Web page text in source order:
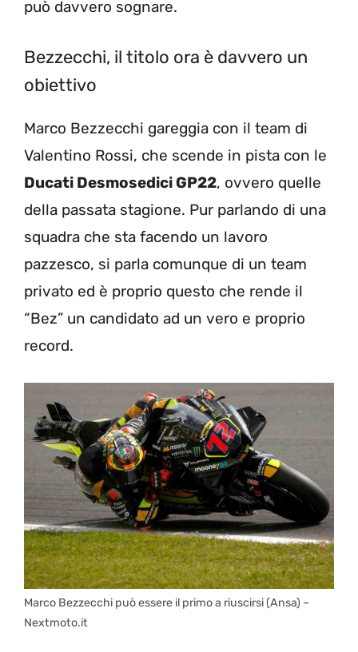
può davvero sognare.
Bezzecchi, il titolo ora è davvero un
obiettivo
Marco Bezzecchi gareggia con il team di
Valentino Rossi, che scende in pista con le
Ducati Desmosedici GP22, ovvero quelle
della passata stagione. Pur parlando di una
squadra che sta facendo un lavoro
pazzesco, si parla comunque di un team
privato ed è proprio questo che rende il
“Bez” un candidato ad un vero e proprio
record.
Marco Bezzecchi può essere il primo a riuscirsi (Ansa) –
Nextmoto.it